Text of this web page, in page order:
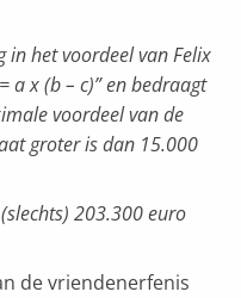
in het voordeel van Felix
a x (b – c)” en bedraagt
voordeel van de
groter is dan 15.000
203.300 euro
de vriendenerfenis